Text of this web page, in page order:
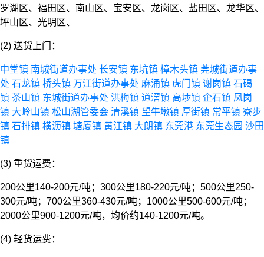
罗湖区、福田区、南山区、宝安区、龙岗区、盐田区、龙华区、
坪山区、光明区、
(2) 送货上门：
中堂镇 南城街道办事处 长安镇 东坑镇 樟木头镇 莞城街道办事
处 石龙镇 桥头镇 万江街道办事处 麻涌镇 虎门镇 谢岗镇 石碣
镇 茶山镇 东城街道办事处 洪梅镇 道滘镇 高埗镇 企石镇 凤岗
镇 大岭山镇 松山湖管委会 清溪镇 望牛墩镇 厚街镇 常平镇 寮步
镇 石排镇 横沥镇 塘厦镇 黄江镇 大朗镇 东莞港 东莞生态园 沙田
镇
(3) 重货运费：
200公里140-200元/吨；300公里180-220元/吨；500公里250-
300元/吨；700公里360-430元/吨；1000公里500-600元/吨；
2000公里900-1200元/吨，均价约140-1200元/吨。
(4) 轻货运费：